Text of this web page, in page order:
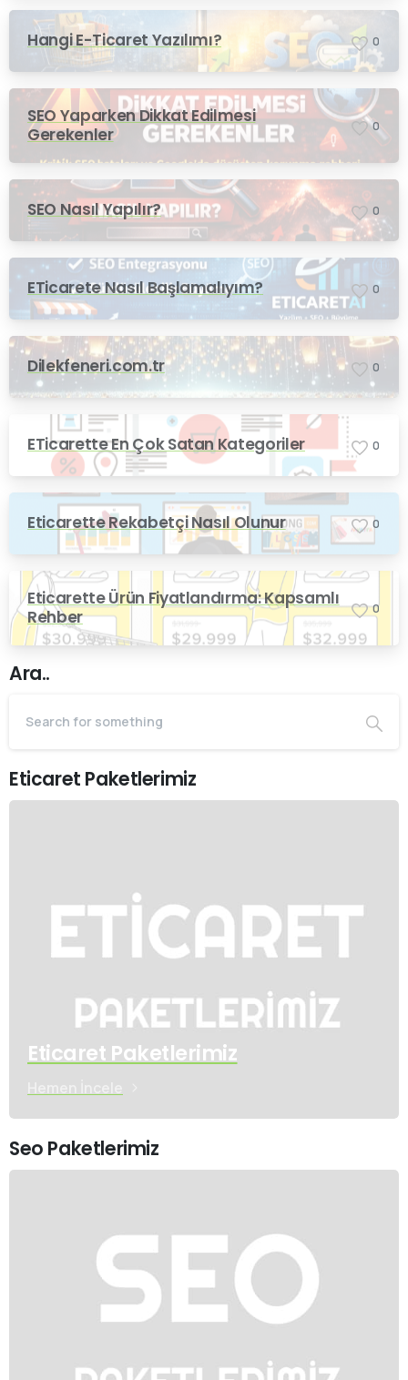
Hangi E-Ticaret Yazılımı? 0
SEO Yaparken Dikkat Edilmesi
Gerekenler
0
SEO Nasıl Yapılır? 0
ETicarete Nasıl Başlamalıyım? 0
Dilekfeneri.com.tr 0
ETicarette En Çok Satan Kategoriler 0
Eticarette Rekabetçi Nasıl Olunur 0
Eticarette Ürün Fiyatlandırma: Kapsamlı
Rehber
0
Ara..
Eticaret Paketlerimiz
Eticaret Paketlerimiz
Seo Paketlerimiz